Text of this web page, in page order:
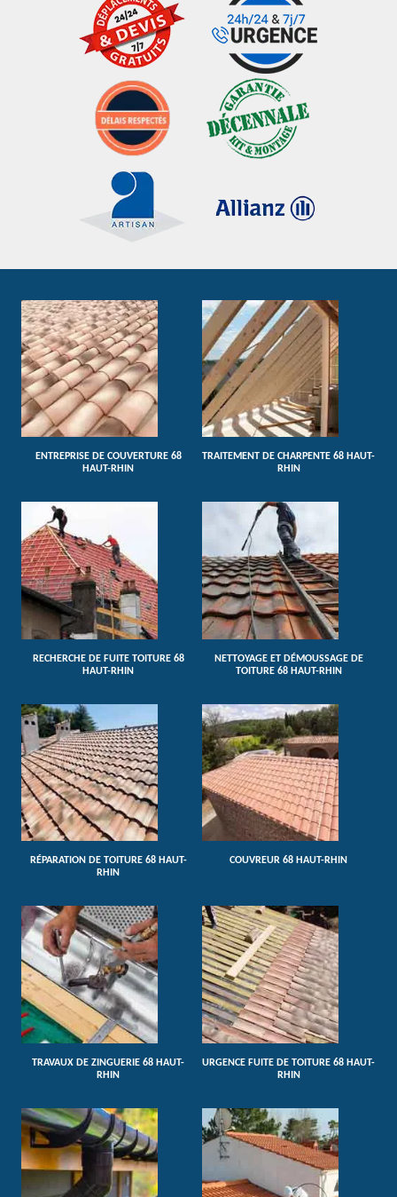
ENTREPRISE DE COUVERTURE 68
HAUT-RHIN
TRAITEMENT DE CHARPENTE 68 HAUT-
RHIN
RECHERCHE DE FUITE TOITURE 68
HAUT-RHIN
NETTOYAGE ET DÉMOUSSAGE DE
TOITURE 68 HAUT-RHIN
RÉPARATION DE TOITURE 68 HAUT-
RHIN
COUVREUR 68 HAUT-RHIN
TRAVAUX DE ZINGUERIE 68 HAUT-
RHIN
URGENCE FUITE DE TOITURE 68 HAUT-
RHIN